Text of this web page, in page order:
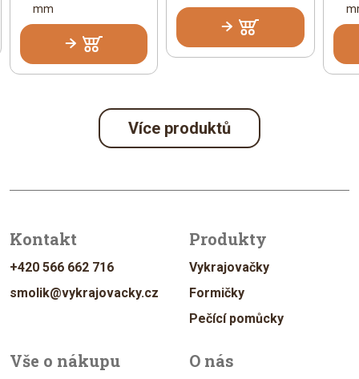
mm
Více produktů
Kontakt
+420 566 662 716
smolik@vykrajovacky.cz
Produkty
Vykrajovačky
Formičky
Pečící pomůcky
Vše o nákupu O nás